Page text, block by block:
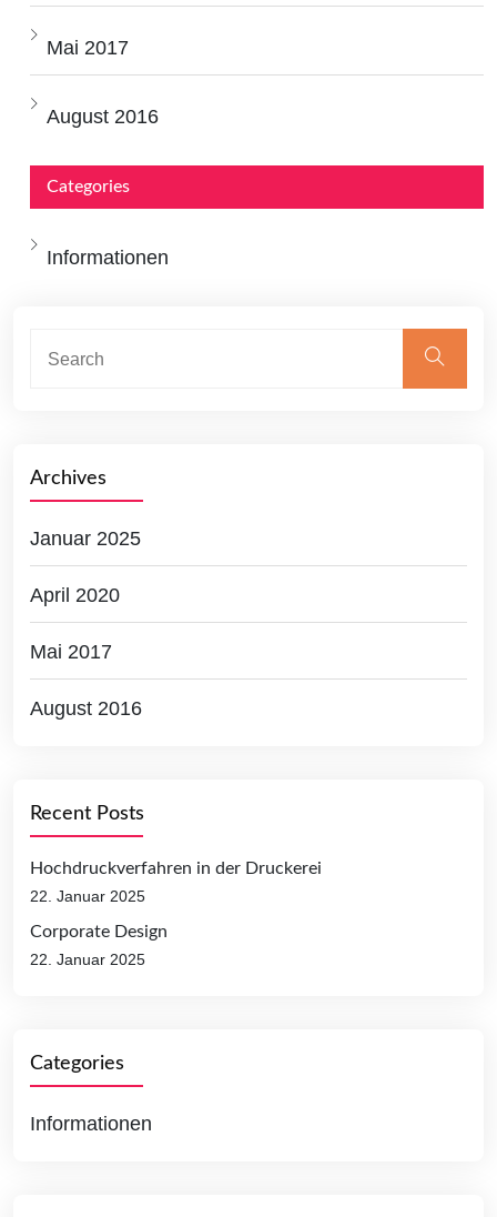
Mai 2017
August 2016
Categories
Informationen
Archives
Januar 2025
April 2020
Mai 2017
August 2016
Recent Posts
Hochdruckverfahren in der Druckerei
22. Januar 2025
Corporate Design
22. Januar 2025
Categories
Informationen